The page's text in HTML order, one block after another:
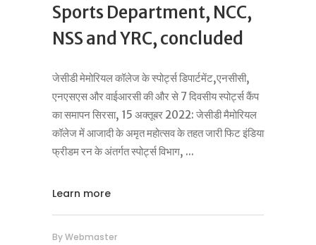
Sports Department, NCC,
NSS and YRC, concluded
जेसीडी मेमोरियल कॉलेज के स्पोर्ट्स डिपार्टमेंट,एनसीसी,
एनएसएस और वाईआरसी की और से 7 दिवसीय स्पोर्ट्स कैंप
का समापन सिरसा, 15 अक्तूबर 2022: जेसीडी मैमोरियल
कॉलेज में आजादी के अमृत महोत्सव के तहत जारी फिट इंडिया
फ्रीडम रन के अंतर्गत स्पोर्ट्स विभाग,
Learn more
ByWebmaster